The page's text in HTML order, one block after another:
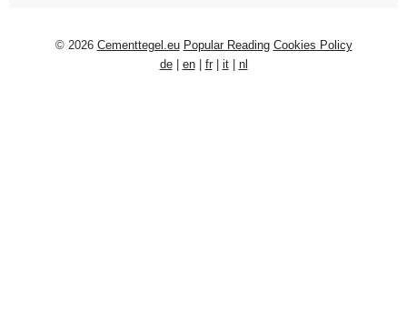
© 2026 Cementtegel.eu Popular Reading Cookies Policy
de| en| fr| it| nl